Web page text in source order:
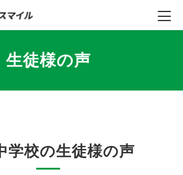
生徒様の声
学校の生徒様の声